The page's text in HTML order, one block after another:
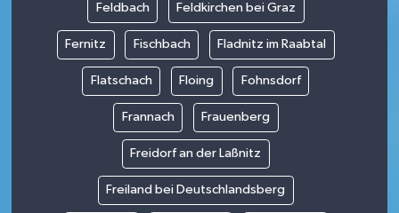
Feldbach Feldkirchen bei Graz
Fernitz Fischbach Fladnitz im Raabtal
Flatschach Floing Fohnsdorf
Frannach Frauenberg
Freidorf an der Laßnitz
Freiland bei Deutschlandsberg